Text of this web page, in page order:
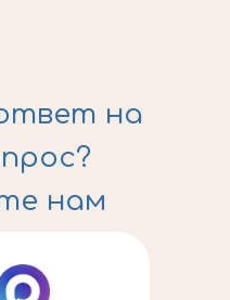
на
нам